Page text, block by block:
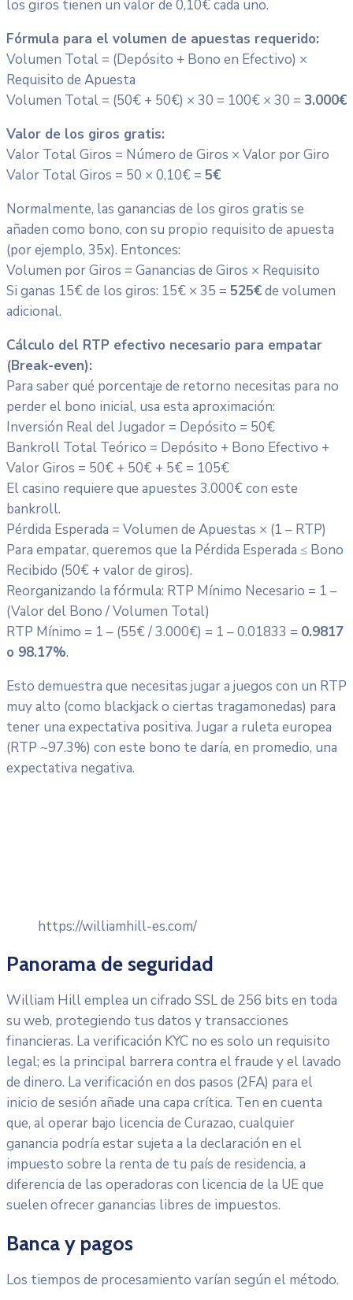
los giros tienen un valor de 0,10€ cada uno.
Fórmula para el volumen de apuestas requerido:
Volumen Total = (Depósito + Bono en Efectivo) ×
Requisito de Apuesta
Volumen Total = (50€ + 50€) × 30 = 100€ × 30 = 3.000€
Valor de los giros gratis:
Valor Total Giros = Número de Giros × Valor por Giro
Valor Total Giros = 50 × 0,10€ = 5€
Normalmente, las ganancias de los giros gratis se
añaden como bono, con su propio requisito de apuesta
(por ejemplo, 35x). Entonces:
Volumen por Giros = Ganancias de Giros × Requisito
Si ganas 15€ de los giros: 15€ × 35 = 525€de volumen
adicional.
Cálculo del RTP efectivo necesario para empatar
(Break-even):
Para saber qué porcentaje de retorno necesitas para no
perder el bono inicial, usa esta aproximación:
Inversión Real del Jugador = Depósito = 50€
Bankroll Total Teórico = Depósito + Bono Efectivo +
Valor Giros = 50€ + 50€ + 5€ = 105€
El casino requiere que apuestes 3.000€ con este
bankroll.
Pérdida Esperada = Volumen de Apuestas × (1 – RTP)
Para empatar, queremos que la Pérdida Esperada ≤ Bono
Recibido (50€ + valor de giros).
Reorganizando la fórmula: RTP Mínimo Necesario = 1 –
(Valor del Bono / Volumen Total)
RTP Mínimo = 1 – (55€ / 3.000€) = 1 – 0.01833 = 0.9817
o 98.17%.
Esto demuestra que necesitas jugar a juegos con un RTP
muy alto (como blackjack o ciertas tragamonedas) para
tener una expectativa positiva. Jugar a ruleta europea
(RTP ~97.3%) con este bono te daría, en promedio, una
expectativa negativa.
https://williamhill-es.com/
Panorama de seguridad
William Hill emplea un cifrado SSL de 256 bits en toda
su web, protegiendo tus datos y transacciones
financieras. La verificación KYC no es solo un requisito
legal; es la principal barrera contra el fraude y el lavado
de dinero. La verificación en dos pasos (2FA) para el
inicio de sesión añade una capa crítica. Ten en cuenta
que, al operar bajo licencia de Curazao, cualquier
ganancia podría estar sujeta a la declaración en el
impuesto sobre la renta de tu país de residencia, a
diferencia de las operadoras con licencia de la UE que
suelen ofrecer ganancias libres de impuestos.
Banca y pagos
Los tiempos de procesamiento varían según el método.